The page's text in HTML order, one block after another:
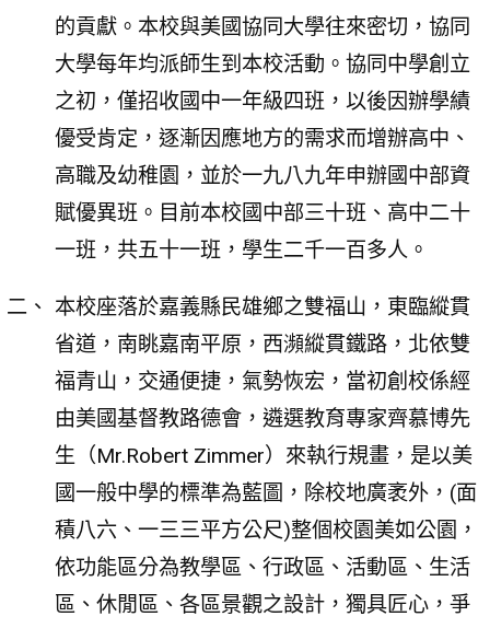
的貢獻。本校與美國協同大學往來密切，協同
大學每年均派師生到本校活動。協同中學創立
之初，僅招收國中一年級四班，以後因辦學績
優受肯定，逐漸因應地方的需求而增辦高中、
高職及幼稚園，並於一九八九年申辦國中部資
賦優異班。目前本校國中部三十班、高中二十
一班，共五十一班，學生二千一百多人。
本校座落於嘉義縣民雄鄉之雙福山，東臨縱貫
省道，南眺嘉南平原，西瀕縱貫鐵路，北依雙
福青山，交通便捷，氣勢恢宏，當初創校係經
由美國基督教路德會，遴選教育專家齊慕博先
生（Mr.Robert Zimmer）來執行規畫，是以美
國一般中學的標準為藍圖，除校地廣袤外，(面
積八六、一三三平方公尺)整個校園美如公園，
依功能區分為教學區、行政區、活動區、生活
區、休閒區、各區景觀之設計，獨具匠心，爭